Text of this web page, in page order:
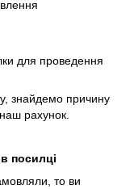
для проведення
знайдемо причину
рахунок.
посилці
то ви